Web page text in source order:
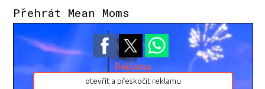
Přehrát Mean Moms
Reklama
otevřít a přeskočit reklamu